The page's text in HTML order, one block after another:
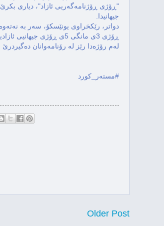
جیهانیدا.
له‌م رۆژه‌دا رێز له‌ رۆنامه‌وانان ده‌گیردرێ و له‌سه‌ر بایه‌خی ئازادی رۆژنامه‌وانی پێداگری ده‌كرێته‌وه‌.
#مسته‌ر_كورد
Older Post